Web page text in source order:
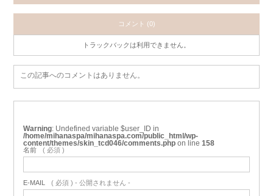
コメント (0)
トラックバックは利用できません。
この記事へのコメントはありません。
Warning : Undefined variable $user_ID in
/home/mihanaspa/mihanaspa.com/public_html/wp-
content/themes/skin_tcd046/comments.php on line 158
名前 ( 必須 )
E-MAIL ( 必須 ) - 公開されません -